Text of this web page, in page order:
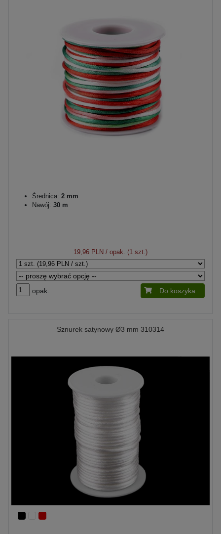
Średnica: 2 mm
Nawój: 30 m
19,96 PLN / opak. (1 szt.)
opak. Do koszyka
Sznurek satynowy Ø3 mm 310314